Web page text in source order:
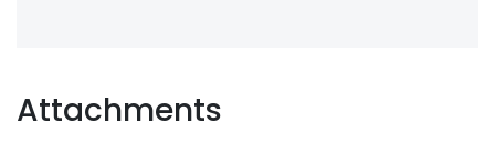
Attachments